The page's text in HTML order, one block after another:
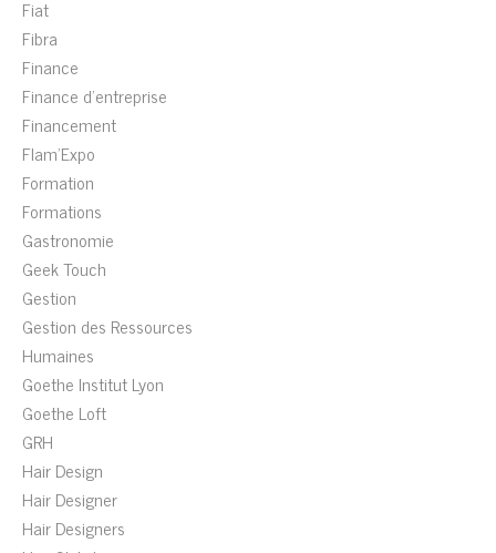
Fiat
Fibra
Finance
Finance d'entreprise
Financement
Flam'Expo
Formation
Formations
Gastronomie
Geek Touch
Gestion
Gestion des Ressources
Humaines
Goethe Institut Lyon
Goethe Loft
GRH
Hair Design
Hair Designer
Hair Designers